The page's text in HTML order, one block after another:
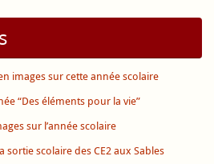
images sur cette année scolaire
“Des éléments pour la vie”
sur l’année scolaire
sortie scolaire des CE2 aux Sables